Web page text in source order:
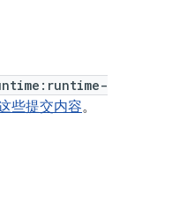
些提交内容。